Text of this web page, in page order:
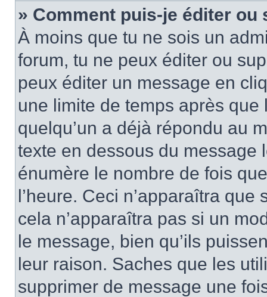
» Comment puis-je éditer
À moins que tu ne sois un
forum, tu ne peux éditer ou
peux éditer un message en
une limite de temps après
quelqu’un a déjà répondu au
texte en dessous du message
énumère le nombre de fois
l’heure. Ceci n’apparaîtra
cela n’apparaîtra pas si un
le message, bien qu’ils
leur raison. Saches que les
supprimer de message une